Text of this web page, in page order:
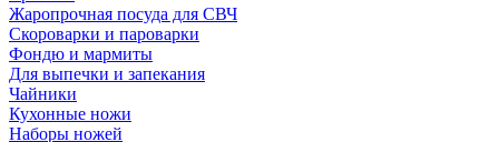
Жаропрочная посуда для СВЧ
Скороварки и пароварки
Фондю и мармиты
Для выпечки и запекания
Чайники
Кухонные ножи
Наборы ножей